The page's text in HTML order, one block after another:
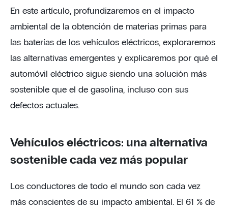
En este artículo, profundizaremos en el impacto
ambiental de la obtención de materias primas para
las baterías de los vehículos eléctricos, exploraremos
las alternativas emergentes y explicaremos por qué el
automóvil eléctrico sigue siendo una solución más
sostenible que el de gasolina, incluso con sus
defectos actuales.
Vehículos eléctricos: una alternativa
sostenible cada vez más popular
Los conductores de todo el mundo son cada vez
más conscientes de su impacto ambiental. El 61 % de